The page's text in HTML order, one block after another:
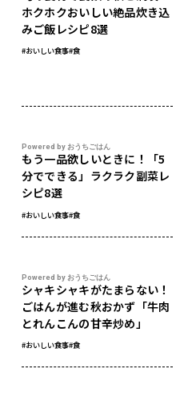
ホクホクおいしい絶品炊き込
みご飯レシピ8選
#おいしい食事#食
Powered by おうちごはん
もう一品欲しいときに！「5
分でできる」ラクラク副菜レ
シピ8選
#おいしい食事#食
Powered by おうちごはん
シャキシャキがたまらない！
ごはんが進む秋おかず「牛肉
とれんこんの甘辛炒め」
#おいしい食事#食